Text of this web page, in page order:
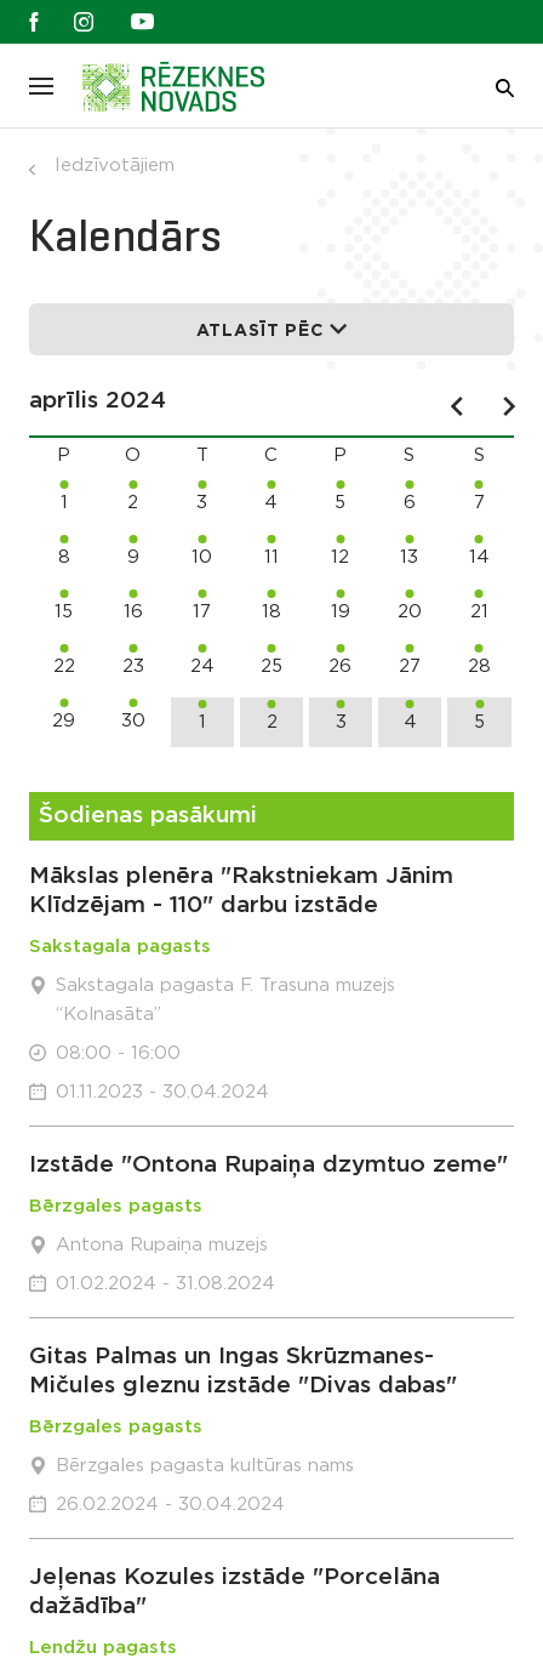
Iedzīvotājiem
Kalendārs
ATLASĪT PĒC
aprīlis 2024
P O C P S S
1 2 3 4 5 6 7
8 9 10 11 12 13 14
15 16 17 18 19 20 21
22 23 24 25 26 27 28
29 30 1 2 3 4 5
Šodienas pasākumi
Mākslas plenēra "Rakstniekam Jānim
Klīdzējam - 110" darbu izstāde
Sakstagala pagasts
Sakstagala pagasta F. Trasuna muzejs
“Kolnasāta”
08:00 - 16:00
01.11.2023 - 30.04.2024
Izstāde "Ontona Rupaiņa dzymtuo zeme"
Bērzgales pagasts
Antona Rupaiņa muzejs
01.02.2024 - 31.08.2024
Gitas Palmas un Ingas Skrūzmanes-
Mičules gleznu izstāde "Divas dabas"
Bērzgales pagasts
Bērzgales pagasta kultūras nams
26.02.2024 - 30.04.2024
Jeļenas Kozules izstāde "Porcelāna
dažādība"
Lendžu pagasts